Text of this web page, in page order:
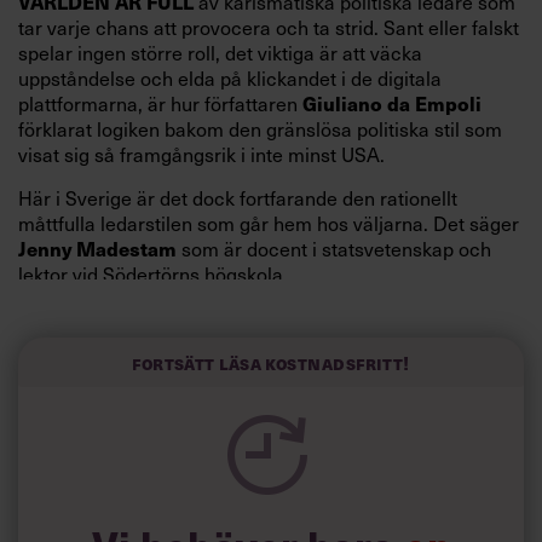
tar varje chans att provocera och ta strid. Sant eller falskt
spelar ingen större roll, det viktiga är att väcka
uppståndelse och elda på klickandet i de digitala
plattformarna, är hur författaren Giuliano da Empoli
förklarat logiken bakom den gränslösa politiska stil som
visat sig så framgångsrik i inte minst USA.
Här i Sverige är det dock fortfarande den rationellt
måttfulla ledarstilen som går hem hos väljarna. Det säger
Jenny Madestam som är docent i statsvetenskap och
lektor vid Södertörns högskola.
kompetenta och stå med båda fötterna på jorden. Hellre
spelevink i högklackat, är hur jag brukar sammanfatta de
önskningar som svenskarna för fram i undersökningar.”
Fortsätt läsa kostnadsfritt!